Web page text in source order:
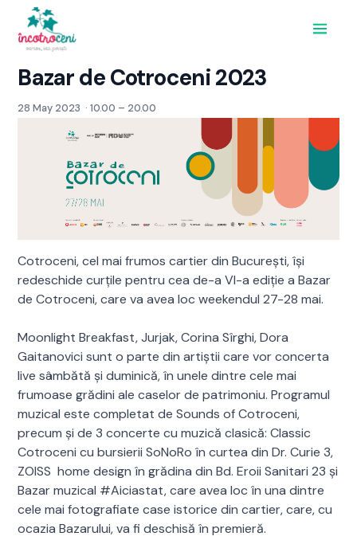
Evenimente
Despre
Donează
Bazar de Cotroceni 2023
28 May 2023 · 10.00 – 20.00
Cotroceni, cel mai frumos cartier din București, își
redeschide curțile pentru cea de-a VI-a ediție a Bazar
de Cotroceni, care va avea loc weekendul 27-28 mai.
Moonlight Breakfast, Jurjak, Corina Sîrghi, Dora
Gaitanovici sunt o parte din artiștii care vor concerta
live sâmbătă și duminică, în unele dintre cele mai
frumoase grădini ale caselor de patrimoniu. Programul
muzical este completat de Sounds of Cotroceni,
precum și de 3 concerte cu muzică clasică: Classic
Cotroceni cu bursierii SoNoRo în curtea din Dr. Curie 3,
ZOISS home design în grădina din Bd. Eroii Sanitari 23 și
Bazar muzical #Aiciastat, care avea loc în una dintre
cele mai fotografiate case istorice din cartier, care, cu
ocazia Bazarului, va fi deschisă în premieră.